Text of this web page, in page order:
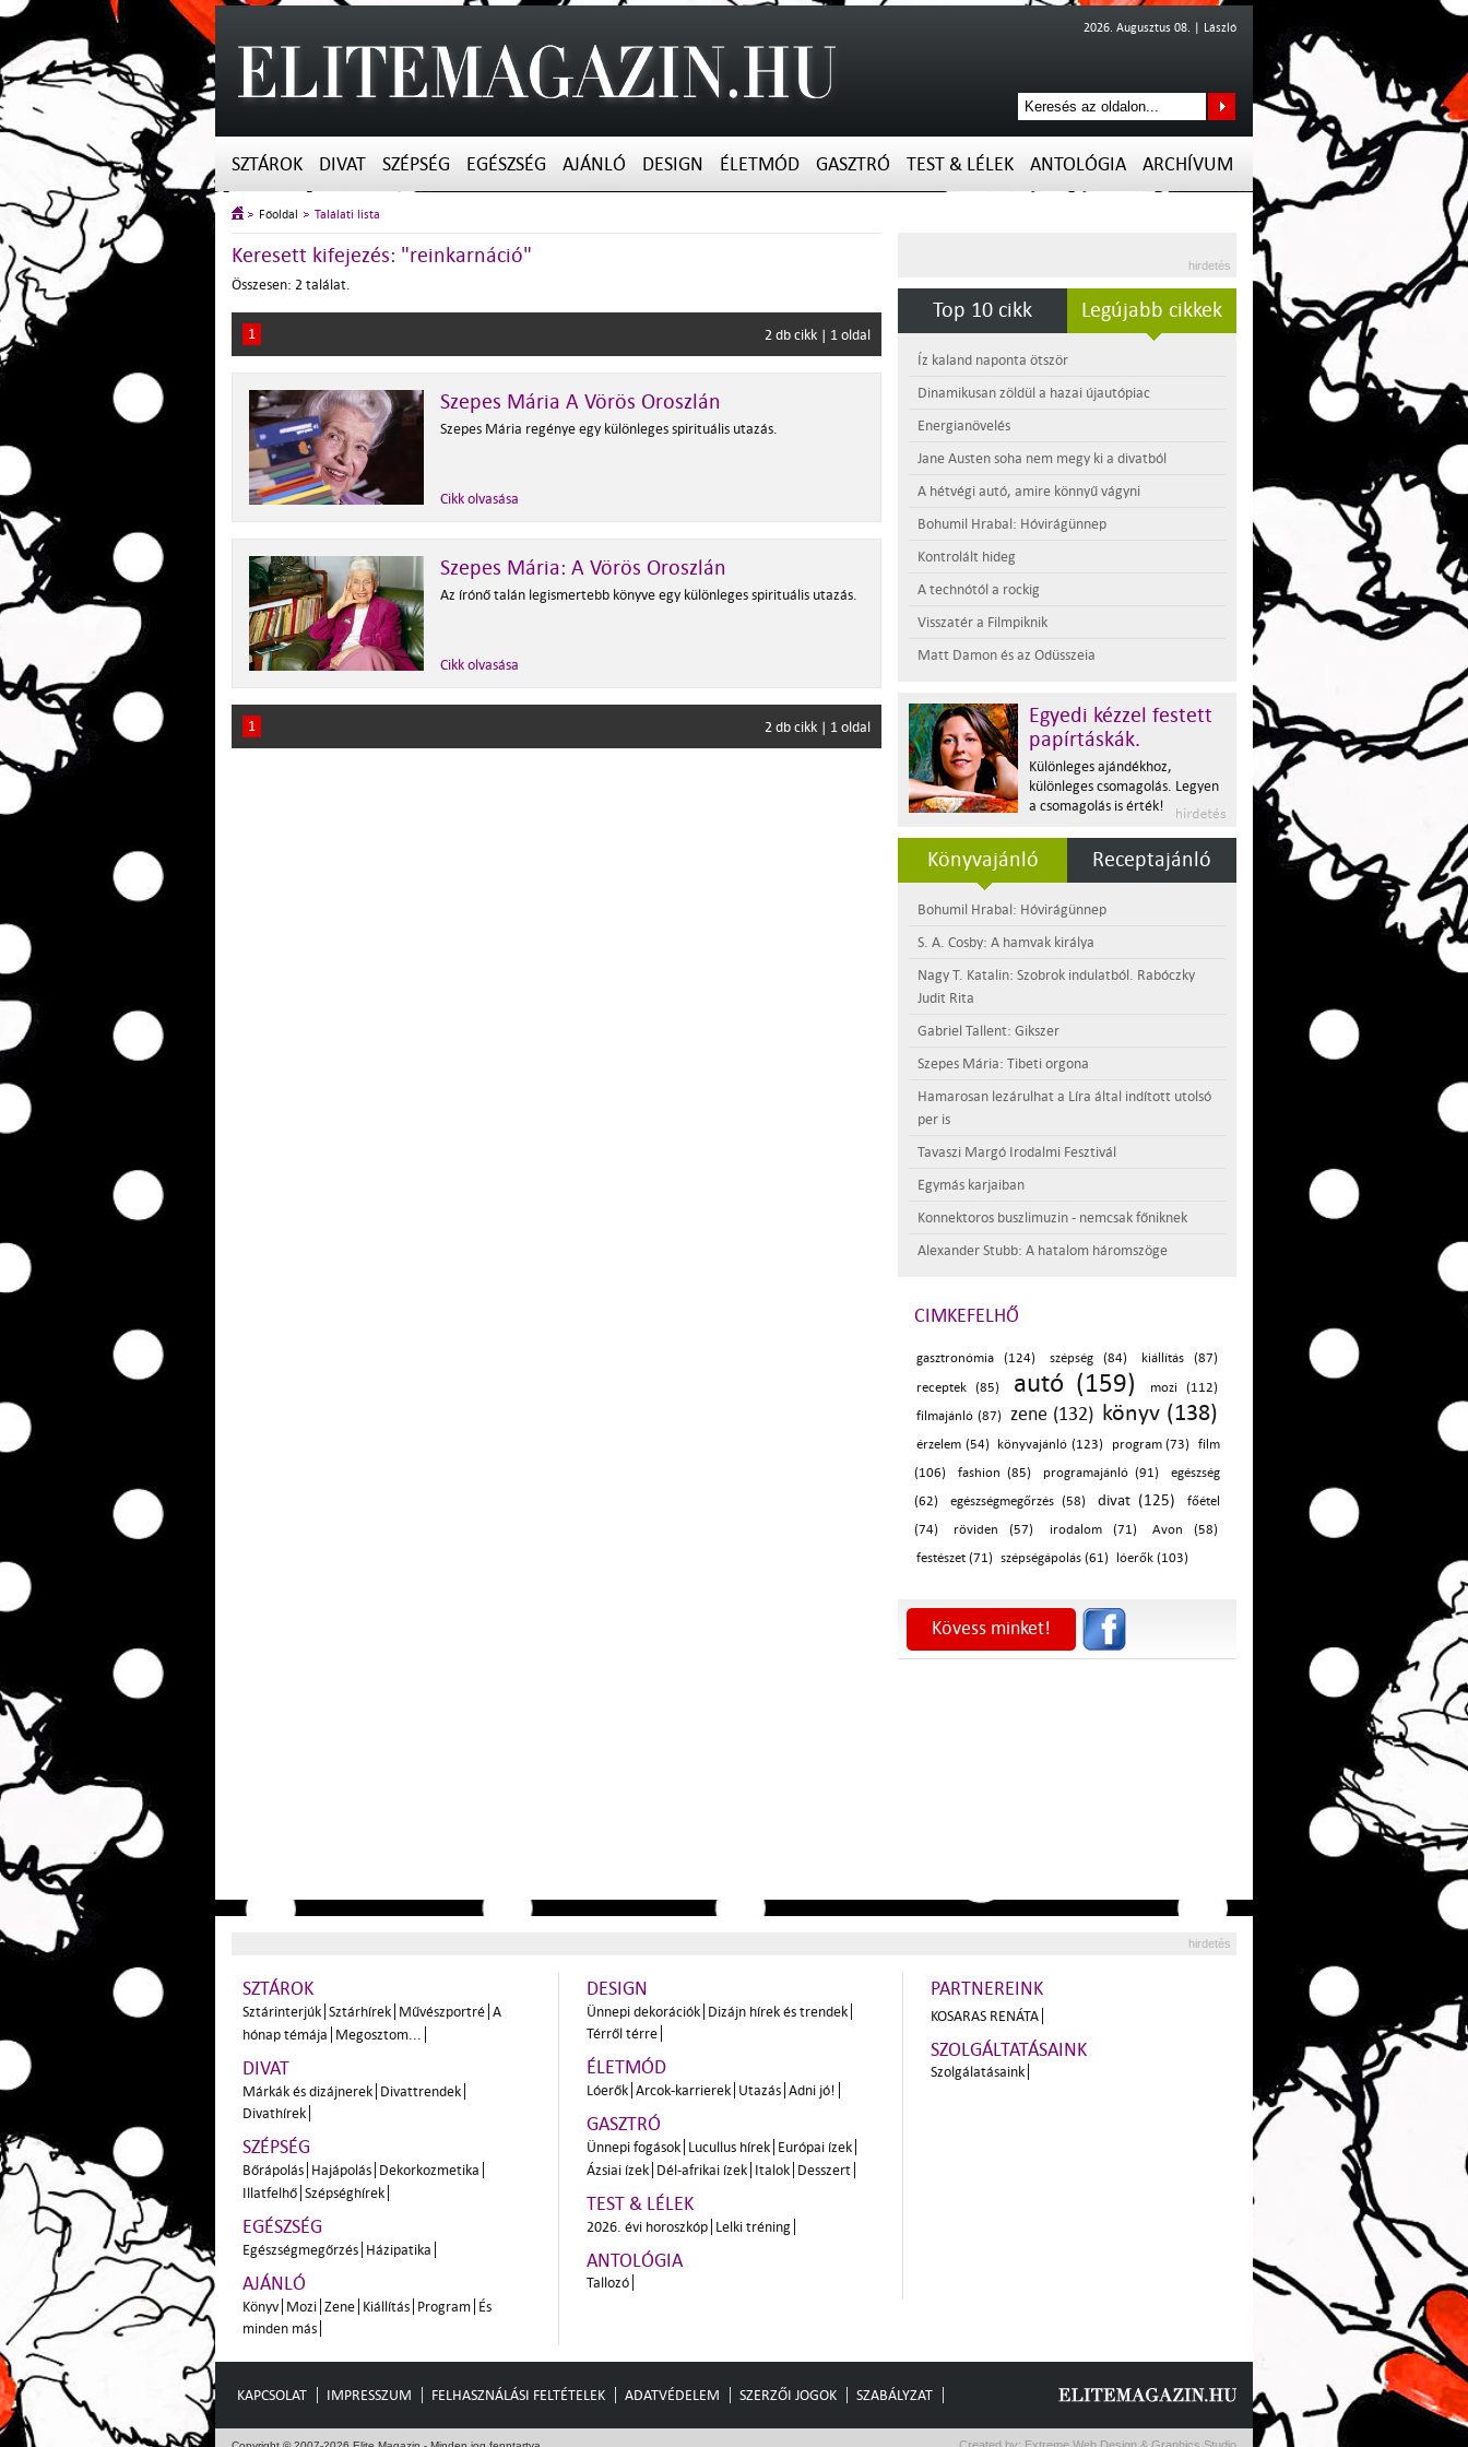
2026. Augusztus 08. | László
SZTÁROK DIVAT SZÉPSÉG EGÉSZSÉG AJÁNLÓ DESIGN ÉLETMÓD GASZTRÓ TEST & LÉLEK ANTOLÓGIA ARCHÍVUM
Főoldal Találati lista
Keresett kifejezés: "reinkarnáció"
Összesen: 2 találat.
1 2 db cikk | 1 oldal
Szepes Mária A Vörös Oroszlán
Szepes Mária regénye egy különleges spirituális utazás.
Cikk olvasása
Szepes Mária: A Vörös Oroszlán
Az írónő talán legismertebb könyve egy különleges spirituális utazás.
Cikk olvasása
1 2 db cikk | 1 oldal
hirdetés
Top 10 cikk Legújabb cikkek
Íz kaland naponta ötször
Dinamikusan zöldül a hazai újautópiac
Energianövelés
Jane Austen soha nem megy ki a divatból
A hétvégi autó, amire könnyű vágyni
Bohumil Hrabal: Hóvirágünnep
Kontrolált hideg
A technótól a rockig
Visszatér a Filmpiknik
Matt Damon és az Odüsszeia
Egyedi kézzel festett
papírtáskák.
Különleges ajándékhoz,
különleges csomagolás. Legyen
a csomagolás is érték!
Könyvajánló Receptajánló
Bohumil Hrabal: Hóvirágünnep
S. A. Cosby: A hamvak királya
Nagy T. Katalin: Szobrok indulatból. Rabóczky
Judit Rita
Gabriel Tallent: Gikszer
Szepes Mária: Tibeti orgona
Hamarosan lezárulhat a Líra által indított utolsó
per is
Tavaszi Margó Irodalmi Fesztivál
Egymás karjaiban
Konnektoros buszlimuzin - nemcsak főniknek
Alexander Stubb: A hatalom háromszöge
CIMKEFELHŐ
gasztronómia (124) szépség (84) kiállítás (87)
receptek (85) autó (159)
mozi (112)
filmajánló (87)
zene (132) könyv (138)
érzelem (54) könyvajánló (123) program (73)
film
(106)
fashion (85) programajánló (91)
egészség
(62)
egészségmegőrzés (58) divat (125)
főétel
(74)
röviden (57) irodalom (71)
Avon (58)
festészet (71)
szépségápolás (61) lóerők (103)
Kövess minket!
hirdetés
SZTÁROK
Sztárinterjúk Sztárhírek Művészportré A
hónap témája Megosztom...
DIVAT
Márkák és dizájnerek Divattrendek
Divathírek
SZÉPSÉG
Bőrápolás Hajápolás Dekorkozmetika
Illatfelhő Szépséghírek
EGÉSZSÉG
Egészségmegőrzés Házipatika
AJÁNLÓ
Könyv Mozi Zene Kiállítás Program És
minden más
DESIGN
Ünnepi dekorációk Dizájn hírek és trendek
Térről térre
ÉLETMÓD
Lóerők Arcok-karrierek Utazás Adni jó!
GASZTRÓ
Ünnepi fogások Lucullus hírek Európai ízek
Ázsiai ízek Dél-afrikai ízek Italok Desszert
TEST & LÉLEK
2026. évi horoszkóp Lelki tréning
ANTOLÓGIA
Tallozó
PARTNEREINK
KOSARAS RENÁTA
SZOLGÁLTATÁSAINK
Szolgálatásaink
KAPCSOLAT IMPRESSZUM FELHASZNÁLÁSI FELTÉTELEK ADATVÉDELEM SZERZŐI JOGOK SZABÁLYZAT